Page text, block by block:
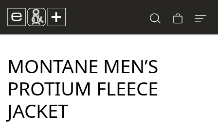
MONTANE MEN’S
PROTIUM FLEECE
JACKET